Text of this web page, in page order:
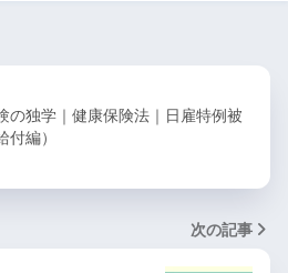
の独学｜健康保険法｜日雇特例被
付編）
次の記事